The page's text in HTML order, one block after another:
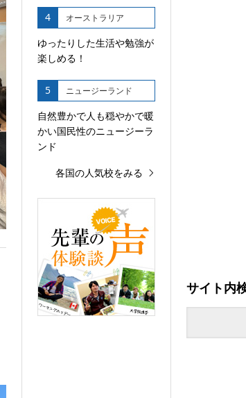
4 オーストラリア
ゆったりした生活や勉強が
楽しめる！
5 ニュージーランド
自然豊かで人も穏やかで暖
かい国民性のニュージーラ
ンド
各国の人気校をみる
サイト内